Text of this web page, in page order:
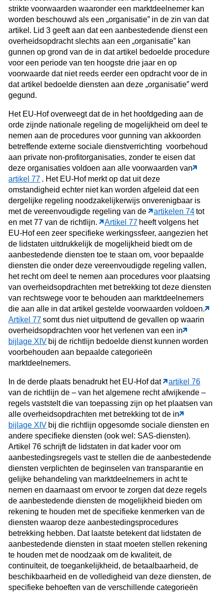
strikte voorwaarden waaronder een marktdeelnemer kan
worden beschouwd als een „organisatie” in de zin van dat
artikel. Lid 3 geeft aan dat een aanbestedende dienst een
overheidsopdracht slechts aan een „organisatie” kan
gunnen op grond van de in dat artikel bedoelde procedure
voor een periode van ten hoogste drie jaar en op
voorwaarde dat niet reeds eerder een opdracht voor de in
dat artikel bedoelde diensten aan deze „organisatie” werd
gegund.
Het EU-Hof overweegt dat de in het hoofdgeding aan de
orde zijnde nationale regeling de mogelijkheid om deel te
nemen aan de procedures voor gunning van akkoorden
betreffende externe sociale dienstverrichting voorbehoud
aan private non-profitorganisaties, zonder te eisen dat
deze organisaties voldoen aan alle voorwaarden van
artikel 77 . Het EU-Hof merkt op dat uit deze
omstandigheid echter niet kan worden afgeleid dat een
dergelijke regeling noodzakelijkerwijs onverenigbaar is
met de vereenvoudigde regeling van de
artikelen 74tot
en met 77 van de richtlijn.
Artikel 77 heeft volgens het
EU-Hof een zeer specifieke werkingssfeer, aangezien het
de lidstaten uitdrukkelijk de mogelijkheid biedt om de
aanbestedende diensten toe te staan om, voor bepaalde
diensten die onder deze vereenvoudigde regeling vallen,
het recht om deel te nemen aan procedures voor plaatsing
van overheidsopdrachten met betrekking tot deze diensten
van rechtswege voor te behouden aan marktdeelnemers
die aan alle in dat artikel gestelde voorwaarden voldoen.
Artikel 77somt dus niet uitputtend de gevallen op waarin
overheidsopdrachten voor het verlenen van een in
bijlage XIV bij de richtlijn bedoelde dienst kunnen worden
voorbehouden aan bepaalde categorieën
marktdeelnemers.
In de derde plaats benadrukt het EU-Hof dat
artikel 76
van de richtlijn de – van het algemene recht afwijkende –
regels vaststelt die van toepassing zijn op het plaatsen van
alle overheidsopdrachten met betrekking tot de in
bijlage XIV bij die richtlijn opgesomde sociale diensten en
andere specifieke diensten (ook wel: SAS-diensten).
Artikel 76 schrijft de lidstaten in dat kader voor om
aanbestedingsregels vast te stellen die de aanbestedende
diensten verplichten de beginselen van transparantie en
gelijke behandeling van marktdeelnemers in acht te
nemen en daarnaast om ervoor te zorgen dat deze regels
de aanbestedende diensten de mogelijkheid bieden om
rekening te houden met de specifieke kenmerken van de
diensten waarop deze aanbestedingsprocedures
betrekking hebben. Dat laatste betekent dat lidstaten de
aanbestedende diensten in staat moeten stellen rekening
te houden met de noodzaak om de kwaliteit, de
continuïteit, de toegankelijkheid, de betaalbaarheid, de
beschikbaarheid en de volledigheid van deze diensten, de
specifieke behoeften van de verschillende categorieën